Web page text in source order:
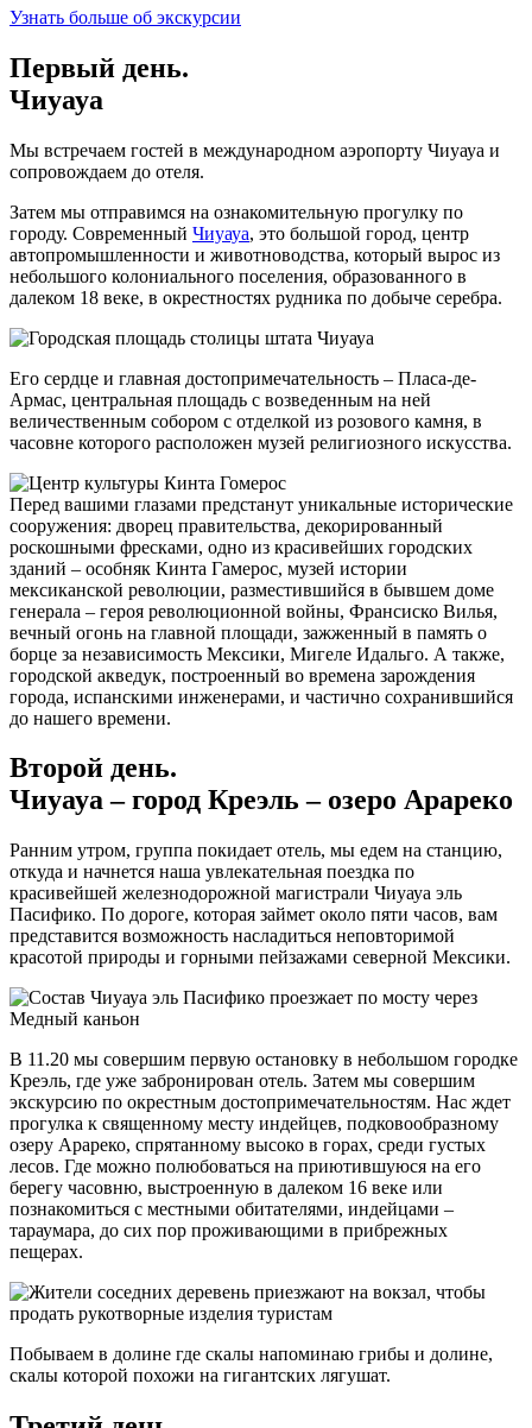
Узнать больше об экскурсии
Первый день.
Чиуауа
Мы встречаем гостей в международном аэропорту Чиуауа и
сопровождаем до отеля.
Затем мы отправимся на ознакомительную прогулку по
городу. Современный Чиуауа, это большой город, центр
автопромышленности и животноводства, который вырос из
небольшого колониального поселения, образованного в
далеком 18 веке, в окрестностях рудника по добыче серебра.
Его сердце и главная достопримечательность – Пласа-де-
Армас, центральная площадь с возведенным на ней
величественным собором с отделкой из розового камня, в
часовне которого расположен музей религиозного искусства.
Перед вашими глазами предстанут уникальные исторические
сооружения: дворец правительства, декорированный
роскошными фресками, одно из красивейших городских
зданий – особняк Кинта Гамерос, музей истории
мексиканской революции, разместившийся в бывшем доме
генерала – героя революционной войны, Франсиско Вилья,
вечный огонь на главной площади, зажженный в память о
борце за независимость Мексики, Мигеле Идальго. А также,
городской акведук, построенный во времена зарождения
города, испанскими инженерами, и частично сохранившийся
до нашего времени.
Второй день.
Чиуауа – город Креэль – озеро Арареко
Ранним утром, группа покидает отель, мы едем на станцию,
откуда и начнется наша увлекательная поездка по
красивейшей железнодорожной магистрали Чиуауа эль
Пасифико. По дороге, которая займет около пяти часов, вам
представится возможность насладиться неповторимой
красотой природы и горными пейзажами северной Мексики.
В 11.20 мы совершим первую остановку в небольшом городке
Креэль, где уже забронирован отель. Затем мы совершим
экскурсию по окрестным достопримечательностям. Нас ждет
прогулка к священному месту индейцев, подковообразному
озеру Арареко, спрятанному высоко в горах, среди густых
лесов. Где можно полюбоваться на приютившуюся на его
берегу часовню, выстроенную в далеком 16 веке или
познакомиться с местными обитателями, индейцами –
тараумара, до сих пор проживающими в прибрежных
пещерах.
Побываем в долине где скалы напоминаю грибы и долине,
скалы которой похожи на гигантских лягушат.